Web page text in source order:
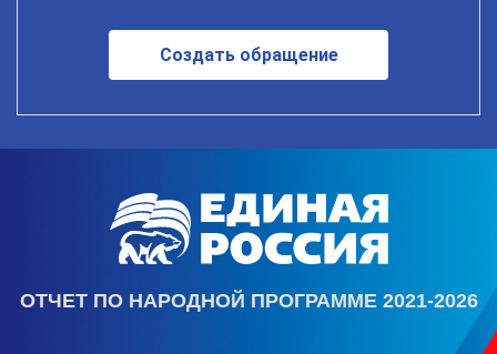
Создать обращение
ОТЧЕТ ПО НАРОДНОЙ ПРОГРАММЕ 2021-2026